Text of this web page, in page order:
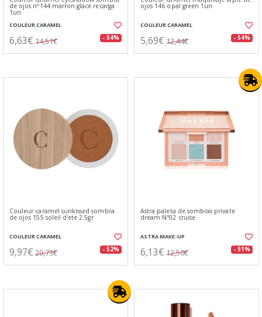
de ojos nº144 marron glace recarga
1un
COULEUR CARAMEL
6,63€ 14,51€ - 54%
ojos 146 opal green 1un
COULEUR CARAMEL
5,69€ 12,44€ - 54%
Couleur caramel sunkissed sombra
de ojos 155 soleil d'ete 2.5gr
COULEUR CARAMEL
9,97€ 20,73€ - 52%
Astra paleta de sombras private
dream Nº02 cruise
ASTRA MAKE-UP
6,13€ 12,50€ - 51%